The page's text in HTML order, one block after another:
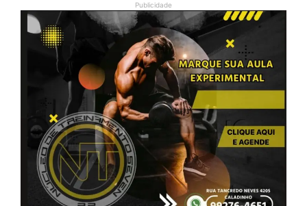
Publicidade